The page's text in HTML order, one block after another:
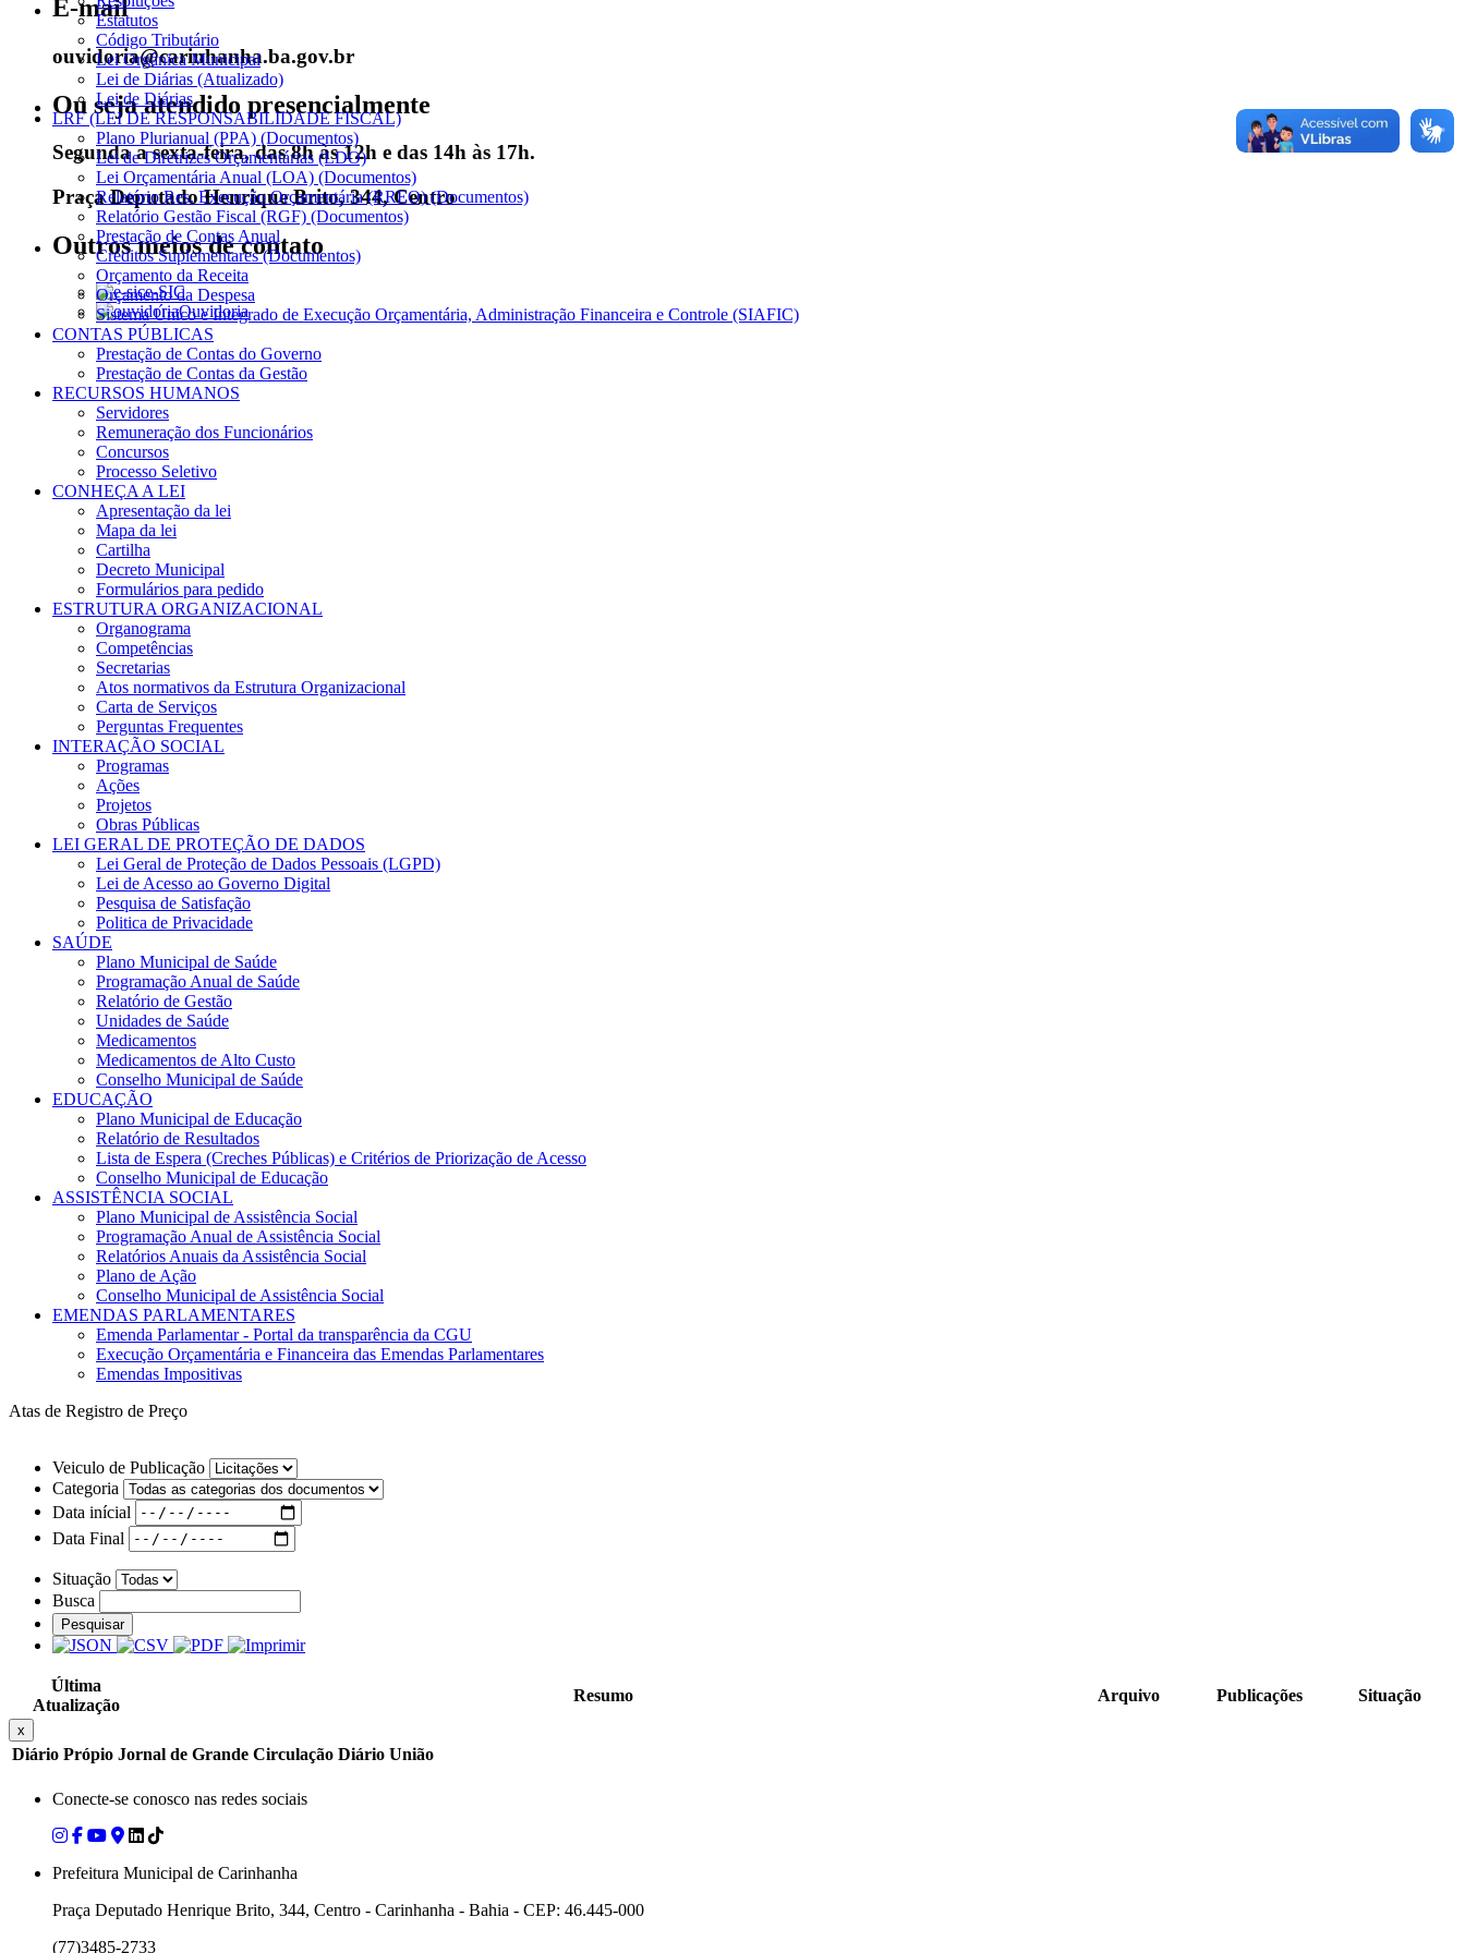
E-mail
ouvidoria@carinhanha.ba.gov.br
Ou seja atendido presencialmente
Segunda a sexta-feira, das 8h às 12h e das 14h às 17h.
Praça Deputado Henrique Brito, 344, Centro
Outros meios de contato
e-SIC
Ouvidoria
Estatutos
Código Tributário
Lei Orgânica Municipal
Lei de Diárias (Atualizado)
Lei de Diárias
LRF (LEI DE RESPONSABILIDADE FISCAL)
Plano Plurianual (PPA) (Documentos)
Lei de Diretrizes Orçamentárias (LDO)
Lei Orçamentária Anual (LOA) (Documentos)
Relatório Res. Execução Orçamentária (RREO) (Documentos)
Relatório Gestão Fiscal (RGF) (Documentos)
Prestação de Contas Anual
Créditos Suplementares (Documentos)
Orçamento da Receita
Orçamento da Despesa
Sistema Único e Integrado de Execução Orçamentária, Administração Financeira e Controle (SIAFIC)
CONTAS PÚBLICAS
Prestação de Contas do Governo
Prestação de Contas da Gestão
RECURSOS HUMANOS
Servidores
Remuneração dos Funcionários
Concursos
Processo Seletivo
CONHEÇA A LEI
Apresentação da lei
Mapa da lei
Cartilha
Decreto Municipal
Formulários para pedido
ESTRUTURA ORGANIZACIONAL
Organograma
Competências
Secretarias
Atos normativos da Estrutura Organizacional
Carta de Serviços
Perguntas Frequentes
INTERAÇÃO SOCIAL
Programas
Ações
Projetos
Obras Públicas
LEI GERAL DE PROTEÇÃO DE DADOS
Lei Geral de Proteção de Dados Pessoais (LGPD)
Lei de Acesso ao Governo Digital
Pesquisa de Satisfação
Politica de Privacidade
SAÚDE
Plano Municipal de Saúde
Programação Anual de Saúde
Relatório de Gestão
Unidades de Saúde
Medicamentos
Medicamentos de Alto Custo
Conselho Municipal de Saúde
EDUCAÇÃO
Plano Municipal de Educação
Relatório de Resultados
Lista de Espera (Creches Públicas) e Critérios de Priorização de Acesso
Conselho Municipal de Educação
ASSISTÊNCIA SOCIAL
Plano Municipal de Assistência Social
Programação Anual de Assistência Social
Relatórios Anuais da Assistência Social
Plano de Ação
Conselho Municipal de Assistência Social
EMENDAS PARLAMENTARES
Emenda Parlamentar - Portal da transparência da CGU
Execução Orçamentária e Financeira das Emendas Parlamentares
Emendas Impositivas
Atas de Registro de Preço
Veiculo de Publicação
Categoria
Data inícial
Data Final
Situação
Busca
Pesquisar
Última
Atualização
Resumo Arquivo Publicações Situação
x
Diário Própio Jornal de Grande Circulação Diário União
Conecte-se conosco nas redes sociais
Prefeitura Municipal de Carinhanha
Praça Deputado Henrique Brito, 344, Centro - Carinhanha - Bahia - CEP: 46.445-000
(77)3485-2733